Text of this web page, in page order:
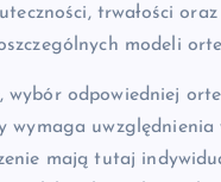
trwałości
modeli
wybór odpowiedniej
wymaga uwzględnienia
mają tutaj